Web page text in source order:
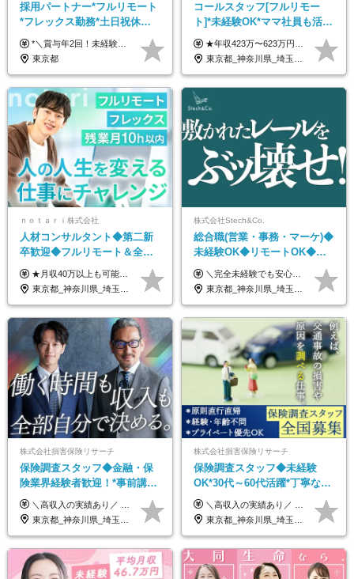
採用パートナー*フルリモート
*フレックス勤務*土日祝休み*
月給28万円～*産育休取得実績
あり*年間休日120日
*＼賞与年2回！未経験から月給28万円スタート／* ★昇給年12回あり！随時昇給のチャンス ◆月給28万～40万円＋賞与年2回＋各種インセンティブ ※経験・スキルを考慮の上、決定します ※試用期間6ヶ月間あり（期間中は月給26万円～になります。その他待遇等に差異はありません） ※月給には月35時間分の固定残業代含む（月5万4800円/超過分別途支給） ※ほとんどのメンバーが残業ゼロです！フレックスタイム制のため、自分の生活に合わせて調整できます。 ＼希望性で土曜日出勤あり／ お客様より「土曜日に応募者の対応をしてほしい」という ご要望を受けた際に、応募者対応⇒求職者との メッセージのやり取りなど、対応が発生する場合があります。 ※土曜日に出勤いただく場合は ・2時間稼働：4500円 ・4時間稼働：9000円 の給与が発生。勤務時間が4時間超えることは原則ありません。 短期間で高い給与をGETできるチャンスです♪
東京都
コールスタッフ[フルリモー
ト]*未経験OK*ママ社員も活躍
中*ブランクOK*全国どこでも
働ける
★年収423万〜623万円のモデルあり（想定時間外手当10時間分含む） ★半年に一度ドカンと支給のボーナスあり（半年に1度最大150万円） 月給25万円〜＋各種手当＋インセンティブ ＊リモートワーク手当（4000円/月） ＊リモートワーク一時金（1万5000円） ＊残業手当全額支給 ※経験・スキルにより月給を決定します ※試用期間：2ヵ月あり。期間中の雇用形態・給与・待遇に変更はありません 《頑張りはインセンティブとして還元！》 当社は5段階の評価制度を導入。 半期に1回の評価で最高ランク（5点）を獲得したメンバーには、 150万円のインセンティブを支給！ これが半年に一度のインセンティブとして支給されるため、 成果を出した分だけまとまった収入を得られる仕組みです。 【固定残業代について】 なし（残業代は、実際の労働時間に応じて別途全額支給）
東京都_神奈川県_埼玉県_千葉県_大阪府_愛知県_北海道_青森県_岩手県_宮城県_秋田県_山形県_福島県_茨城県_栃木県_群馬県_新潟県_山梨県_長野県_富山県_石川県_福井県_静岡県_岐阜県_三重県_兵庫県_京都府_滋賀県_奈良県_和歌山県_広島県_岡山県_鳥取県_島根県_山口県_徳島県_香川県_愛媛県_高知県_福岡県_熊本県_佐賀県_長崎県_大分県_宮崎県_鹿児島県_沖縄県
ｎｏｔａｒｉ株式会社
人材コンサルタント◆第二新
卒歓迎◆フルリモート＆全国
から勤務OK◆残業月10h以内
◆フレックス制
★月収40万以上も可能！ ★能力・スキル・経験を考慮した年収額を設定します ★年功序列ではなく、チャレンジを評価して給与に反映！ ■月給20万円～40万円＋決算賞与 ※経験・スキルを考慮のうえ決定します ※給与にはみなし残業代40時間分を含む。そのほか詳細に関しては別途面接時にご説明します ※試用期間3ヵ月あり。期間中の雇用形態・条件などに差異はありません
東京都_神奈川県_埼玉県_千葉県_大阪府_愛知県_北海道_青森県_岩手県_宮城県_秋田県_山形県_福島県_茨城県_栃木県_群馬県_新潟県_山梨県_長野県_富山県_石川県_福井県_静岡県_岐阜県_三重県_兵庫県_京都府_滋賀県_奈良県_和歌山県_広島県_岡山県_鳥取県_島根県_山口県_徳島県_香川県_愛媛県_高知県_福岡県_熊本県_佐賀県_長崎県_大分県_宮崎県_鹿児島県_沖縄県
株式会社Stech&Co.
総合職(営業・事務・マーケ)◆
未経験OK◆リモートOK◆学
歴不問◆20代活躍中！
＼完全未経験でも安心して年収UP可能です！／ -------------- 【1】営業 月給25万円～80万円＋賞与 【2】事務 月給21万円～50万円＋賞与 【3】マーケ 月給25万円～80万円＋賞与 ※試用期間3ヶ月間の待遇に変動はありません。 ※みなし残業代(月20時間分29,725円～)を含む。（※超過分は追加支給）
東京都_神奈川県_埼玉県_千葉県_大阪府_愛知県_北海道_青森県_岩手県_宮城県_秋田県_山形県_福島県_茨城県_栃木県_群馬県_新潟県_山梨県_長野県_富山県_石川県_福井県_静岡県_岐阜県_三重県_兵庫県_京都府_滋賀県_奈良県_和歌山県_広島県_岡山県_鳥取県_島根県_山口県_徳島県_香川県_愛媛県_高知県_福岡県_熊本県_佐賀県_長崎県_大分県_宮崎県_鹿児島県_沖縄県
株式会社損害保険リサーチ
保険調査スタッフ◆金融・保
険業界経験者歓迎！*事前講習
あり*30代～60代活躍*調査は
原則直行直帰*高収入可
＼高収入の実績あり／ なかには年収1000万円を超える方もいらっしゃいます！ 【完全出来高報酬制】 ★仕事に慣れるまで収入をサポート 1か月目：報酬が通常の2倍 2か月目：報酬が通常の1.5倍 ※災害に関する業務については、収入サポートの対象外 ※試用期間はありません ＊＊＊業務報酬の例＊＊＊ ・事故原因調査（4箇所確認）…1万5000円～ ・有無責／不正請求疑義調査（自動車案件）…2万円～ ・医療調査（1箇所確認）…1万7000円～ ・書類取付（1箇所訪問）…3000円～ ※上記は目安になります ※実際の報酬は業務報酬に応じた個々のスキル・実績を加味したものになります
東京都_神奈川県_埼玉県_千葉県_大阪府_愛知県_北海道_青森県_岩手県_宮城県_秋田県_山形県_福島県_茨城県_栃木県_群馬県_新潟県_山梨県_長野県_富山県_石川県_福井県_静岡県_岐阜県_三重県_兵庫県_京都府_滋賀県_奈良県_和歌山県_広島県_岡山県_鳥取県_島根県_山口県_徳島県_香川県_愛媛県_高知県_福岡県_熊本県_佐賀県_長崎県_大分県_宮崎県_鹿児島県_沖縄県
株式会社損害保険リサーチ
保険調査スタッフ◆未経験
OK*30代～60代活躍*丁寧な講
習・サポートあり*原則直行直
帰／全国募集・業務委託
＼高収入の実績あり／ なかには年収1000万円を超えるスペシャリストもいらっしゃいます！ 【完全出来高報酬制】 ★仕事に慣れるまで収入をサポート 1か月目：報酬が通常の2倍 2か月目：報酬が通常の1.5倍 ※災害に関する業務については、収入サポートの対象外 ※試用期間はありません ＊＊＊業務報酬の例＊＊＊ ・事故原因調査（4箇所確認）…1万5000円～ ・有無責／不正請求疑義調査（自動車案件）…2万円～ ・医療調査（1箇所確認）…1万7000円～ ・書類取付（1箇所訪問）…3000円～ ※上記は目安になります ※実際の報酬は業務報酬に応じた個々のスキル・実績を加味したものになります
東京都_神奈川県_埼玉県_千葉県_大阪府_愛知県_北海道_青森県_岩手県_宮城県_秋田県_山形県_福島県_茨城県_栃木県_群馬県_新潟県_山梨県_長野県_富山県_石川県_福井県_静岡県_岐阜県_三重県_兵庫県_京都府_滋賀県_奈良県_和歌山県_広島県_岡山県_鳥取県_島根県_山口県_徳島県_香川県_愛媛県_高知県_福岡県_熊本県_佐賀県_長崎県_大分県_宮崎県_鹿児島県_沖縄県